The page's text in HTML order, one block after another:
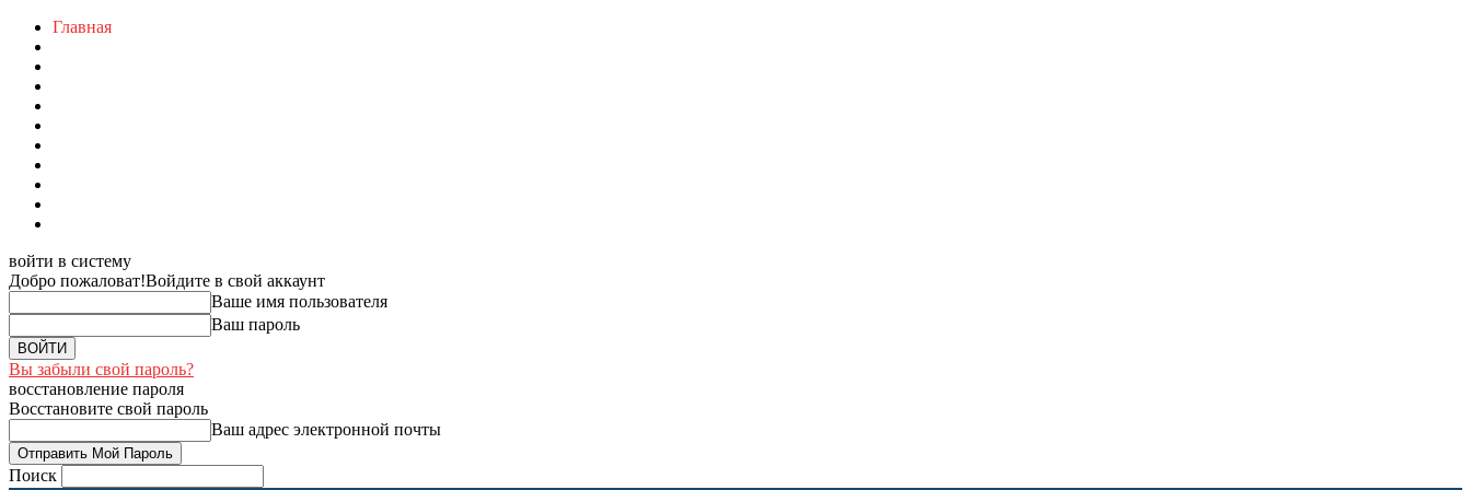
Главная
войти в систему
Добро пожаловат!Войдите в свой аккаунт
Ваше имя пользователя
Ваш пароль
Вы забыли свой пароль?
восстановление пароля
Восстановите свой пароль
Ваш адрес электронной почты
Поиск